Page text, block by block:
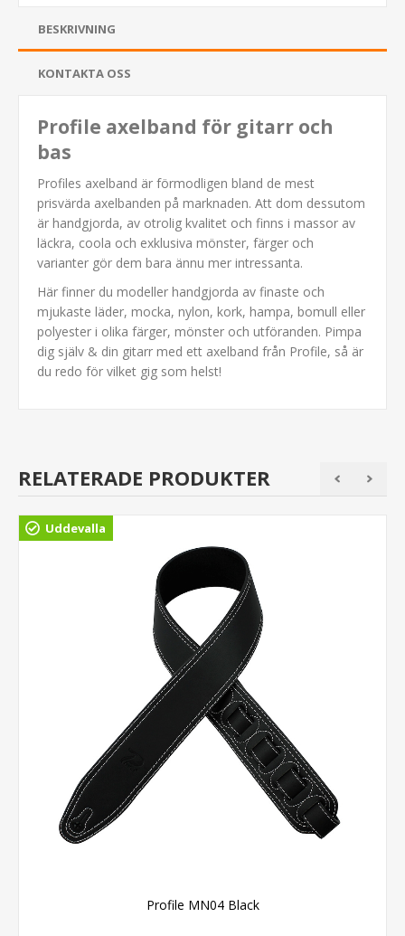
BESKRIVNING
KONTAKTA OSS
Profile axelband för gitarr och
bas
Profiles axelband är förmodligen bland de mest
prisvärda axelbanden på marknaden. Att dom dessutom
är handgjorda, av otrolig kvalitet och finns i massor av
läckra, coola och exklusiva mönster, färger och
varianter gör dem bara ännu mer intressanta.
Här finner du modeller handgjorda av finaste och
mjukaste läder, mocka, nylon, kork, hampa, bomull eller
polyester i olika färger, mönster och utföranden. Pimpa
dig själv & din gitarr med ett axelband från Profile, så är
du redo för vilket gig som helst!
RELATERADE PRODUKTER
Uddevalla
Profile MN04 Black